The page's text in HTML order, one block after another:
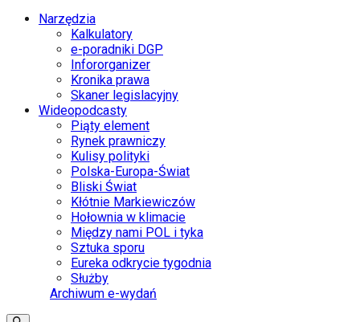
Narzędzia
Kalkulatory
e-poradniki DGP
Infororganizer
Kronika prawa
Skaner legislacyjny
Wideopodcasty
Piąty element
Rynek prawniczy
Kulisy polityki
Polska-Europa-Świat
Bliski Świat
Kłótnie Markiewiczów
Hołownia w klimacie
Między nami POL i tyka
Sztuka sporu
Eureka odkrycie tygodnia
Służby
Archiwum e-wydań